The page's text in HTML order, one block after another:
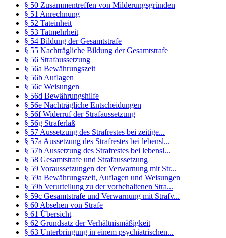
§ 50 Zusammentreffen von Milderungsgründen
§ 51 Anrechnung
§ 52 Tateinheit
§ 53 Tatmehrheit
§ 54 Bildung der Gesamtstrafe
§ 55 Nachträgliche Bildung der Gesamtstrafe
§ 56 Strafaussetzung
§ 56a Bewährungszeit
§ 56b Auflagen
§ 56c Weisungen
§ 56d Bewährungshilfe
§ 56e Nachträgliche Entscheidungen
§ 56f Widerruf der Strafaussetzung
§ 56g Straferlaß
§ 57 Aussetzung des Strafrestes bei zeitige...
§ 57a Aussetzung des Strafrestes bei lebensl...
§ 57b Aussetzung des Strafrestes bei lebensl...
§ 58 Gesamtstrafe und Strafaussetzung
§ 59 Voraussetzungen der Verwarnung mit Str...
§ 59a Bewährungszeit, Auflagen und Weisungen
§ 59b Verurteilung zu der vorbehaltenen Stra...
§ 59c Gesamtstrafe und Verwarnung mit Strafv...
§ 60 Absehen von Strafe
§ 61 Übersicht
§ 62 Grundsatz der Verhältnismäßigkeit
§ 63 Unterbringung in einem psychiatrischen...